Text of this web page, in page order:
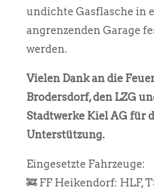
undichte Gasflasche in
angrenzenden Garage
werden.
Vielen Dank an die
Brodersdorf, den LZG
Stadtwerke Kiel AG für
Unterstützung.
Eingesetzte Fahrzeuge:
🚒 FF Heikendorf: HLF,